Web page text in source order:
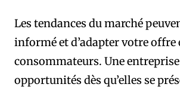
Les tendances du marché
informé et d’adapter votre
consommateurs. Une
opportunités dès qu’elles se